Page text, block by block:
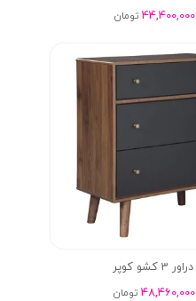
44,400,000 تومان
دراور 3 کشو کوپر
48,460,000 تومان